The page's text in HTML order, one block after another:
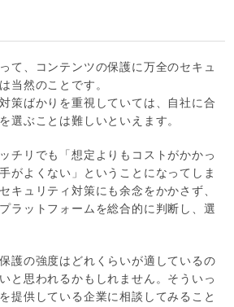
て、コンテンツの保護に万全のセキュ
当然のことです。
策ばかりを重視していては、自社に合
選ぶことは難しいといえます。
チリでも「想定よりもコストがかかっ
がよくない」ということになってしま
キュリティ対策にも余念をかかさず、
ラットフォームを総合的に判断し、選
護の強度はどれくらいが適しているの
と思われるかもしれません。そういっ
提供している企業に相談してみること